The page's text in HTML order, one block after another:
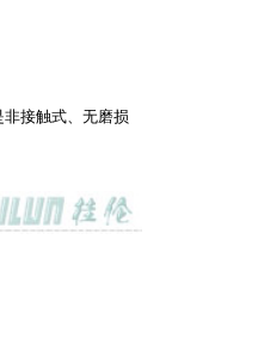
接触式、无磨损